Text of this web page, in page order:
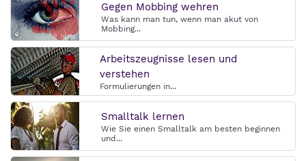
Gegen Mobbing wehren
Was kann man tun, wenn man akut von
Mobbing...
Arbeitszeugnisse lesen und
verstehen
Formulierungen in...
Smalltalk lernen
Wie Sie einen Smalltalk am besten beginnen
und...